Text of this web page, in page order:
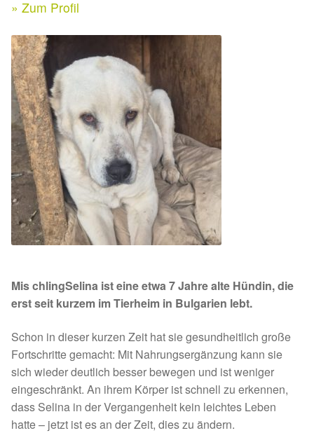
Aktuelle Spenden 2026
Ihre/Eure Spenden – Januar bis Juni 2026
Spenden 2025
Juli bis Dezember 2025
Januar bis Juni 2025
Spenden 2024
Januar bis Juni 2024
Spenden 2023
Juli bis Dezember 2023
Januar bis Juni 2023
Kontakt & Rechtliches
Facebook
Instagram
» Zum Profil
Mis chlingSelina ist eine etwa 7 Jahre alte Hündin, die
erst seit kurzem im Tierheim in Bulgarien lebt.
Schon in dieser kurzen Zeit hat sie gesundheitlich große
Fortschritte gemacht: Mit Nahrungsergänzung kann sie
sich wieder deutlich besser bewegen und ist weniger
eingeschränkt. An ihrem Körper ist schnell zu erkennen,
dass Selina in der Vergangenheit kein leichtes Leben
hatte – jetzt ist es an der Zeit, dies zu ändern.